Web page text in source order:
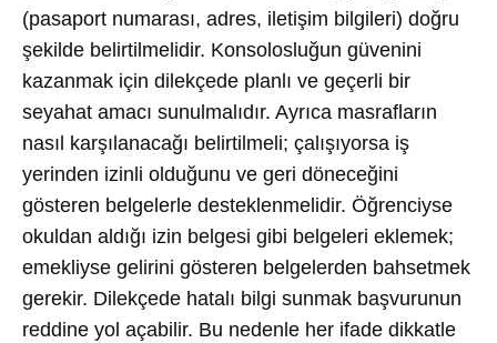
(pasaport numarası, adres, iletişim bilgileri) doğru
şekilde belirtilmelidir. Konsolosluğun güvenini
kazanmak için dilekçede planlı ve geçerli bir
seyahat amacı sunulmalıdır. Ayrıca masrafların
nasıl karşılanacağı belirtilmeli; çalışıyorsa iş
yerinden izinli olduğunu ve geri döneceğini
gösteren belgelerle desteklenmelidir. Öğrenciyse
okuldan aldığı izin belgesi gibi belgeleri eklemek;
emekliyse gelirini gösteren belgelerden bahsetmek
gerekir. Dilekçede hatalı bilgi sunmak başvurunun
reddine yol açabilir. Bu nedenle her ifade dikkatle